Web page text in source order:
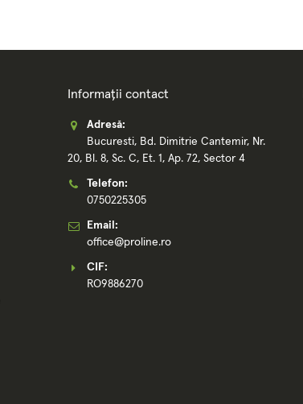
Informații contact
Adresă:
Bucuresti, Bd. Dimitrie Cantemir, Nr.
20, Bl. 8, Sc. C, Et. 1, Ap. 72, Sector 4
Telefon:
0750225305
Email:
office@proline.ro
CIF:
RO9886270